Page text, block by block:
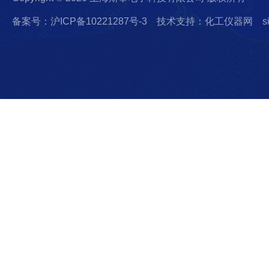
备案号：沪ICP备10221287号-3 技术支持：化工仪器网